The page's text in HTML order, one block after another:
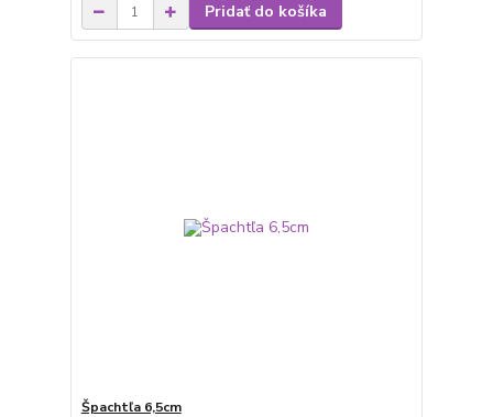
Pridať do košíka
Špachtľa 6,5cm